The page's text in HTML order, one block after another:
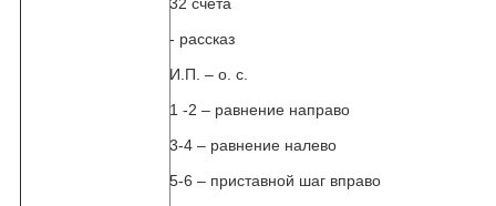
- рассказ
И.П. – о. с.
1 -2 – равнение направо
3-4 – равнение налево
5-6 – приставной шаг вправо